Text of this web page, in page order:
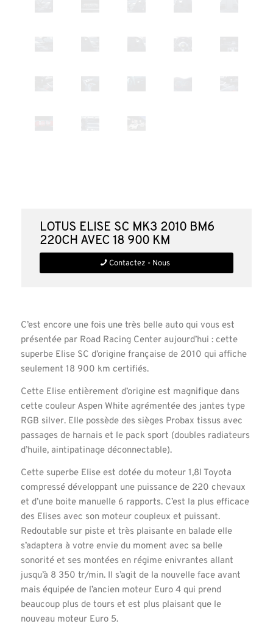
LOTUS Elise SC MK3 2010 BM6
220ch avec 18 900 Km
Contactez - Nous
C’est encore une fois une très belle auto qui vous est
présentée par Road Racing Center aujourd’hui : cette
superbe Elise SC d’origine française de 2010 qui affiche
seulement 18 900 km certifiés.
Cette Elise entièrement d’origine est magnifique dans
cette couleur Aspen White agrémentée des jantes type
RGB silver. Elle possède des sièges Probax tissus avec
passages de harnais et le pack sport (doubles radiateurs
d’huile, aintipatinage déconnectable).
Cette superbe Elise est dotée du moteur 1,8l Toyota
compressé développant une puissance de 220 chevaux
et d’une boite manuelle 6 rapports. C’est la plus efficace
des Elises avec son moteur coupleux et puissant.
Redoutable sur piste et très plaisante en balade elle
s’adaptera à votre envie du moment avec sa belle
sonorité et ses montées en régime enivrantes allant
jusqu’à 8 350 tr/min. Il s’agit de la nouvelle face avant
mais équipée de l’ancien moteur Euro 4 qui prend
beaucoup plus de tours et est plus plaisant que le
nouveau moteur Euro 5.